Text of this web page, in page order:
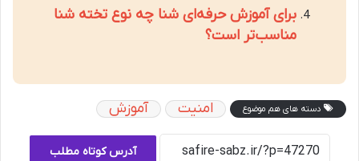
برای آموزش حرفه‌ای شنا چه نوع تخته شنا
مناسب‌تر است؟
دسته های هم موضوع امنیت آموزش
آدرس کوتاه مطلب